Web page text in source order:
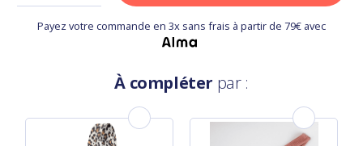
Payez votre commande en 3x sans frais à partir de 79€ avec
À compléter par :